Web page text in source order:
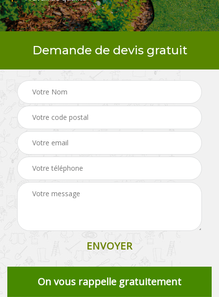
Demande de devis gratuit
On vous rappelle gratuitement